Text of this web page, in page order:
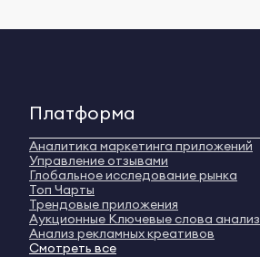
Платформа
Аналитика маркетинга приложений
Управление отзывами
Глобальное исследование рынка
Топ Чарты
Трендовые приложения
Аукционные Ключевые слова анализ
Анализ рекламных креативов
Смотреть все